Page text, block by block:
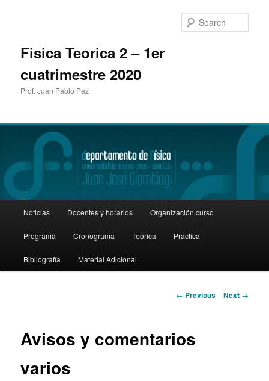
Fisica Teorica 2 – 1er
cuatrimestre 2020
Prof. Juan Pablo Paz
Skip
to
primary
Noticias Docentes y horarios Organización curso
Programa Cronograma Teórica Práctica
Bibliografía Material Adicional
Post
← Previous Next →
Avisos y comentarios
varios